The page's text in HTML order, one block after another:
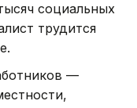
социальных
трудится
—